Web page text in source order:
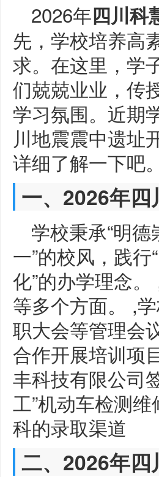
2026年四川科
先，学校培养高
求。在这里，学
们兢兢业业，传
学习氛围。近期
川地震震中遗址
详细了解一下吧。
一、2026年
学校秉承“明
一”的校风，践
化”的办学理念
等多个方面。 ,
职大会等管理会
合作开展培训项
丰科技有限公司
工”机动车检测
科的录取渠道
二、2026年